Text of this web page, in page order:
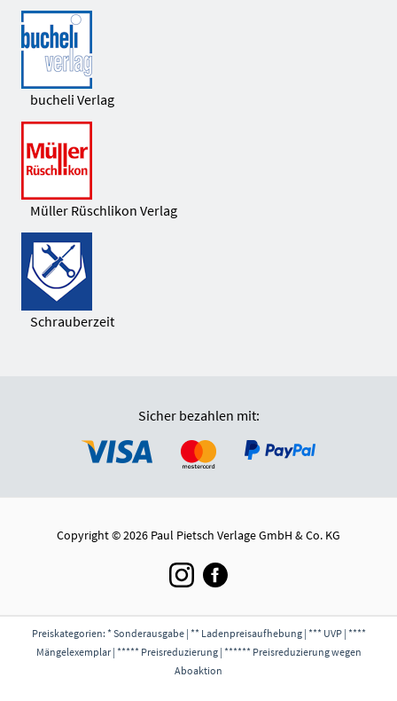
bucheli Verlag
Müller Rüschlikon Verlag
Schrauberzeit
Sicher bezahlen mit:
Copyright © 2026 Paul Pietsch Verlage GmbH & Co. KG
Preiskategorien: * Sonderausgabe | ** Ladenpreisaufhebung | *** UVP | ****
Mängelexemplar | ***** Preisreduzierung | ****** Preisreduzierung wegen
Aboaktion